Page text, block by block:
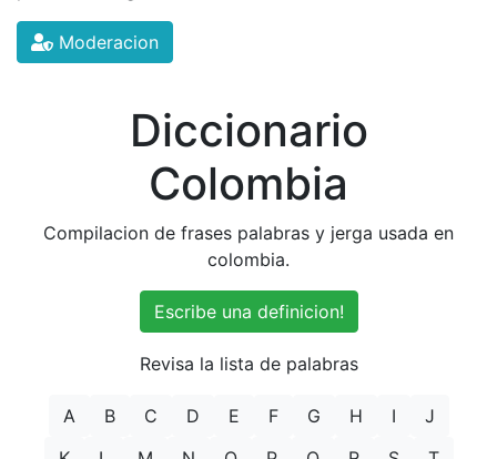
Moderacion
Diccionario
Colombia
Compilacion de frases palabras y jerga usada en
colombia.
Escribe una definicion!
Revisa la lista de palabras
A B C D E F G H I
J